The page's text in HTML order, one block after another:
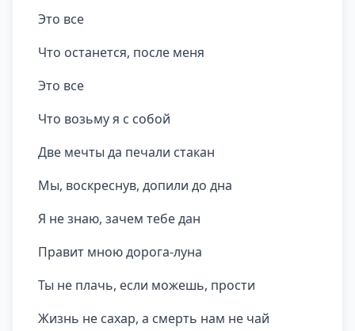
Это все
Что останется, после меня
Это все
Что возьму я с собой
Две мечты да печали стакан
Мы, воскреснув, допили до дна
Я не знаю, зачем тебе дан
Правит мною дорога-луна
Ты не плачь, если можешь, прости
Жизнь не сахар, а смерть нам не чай